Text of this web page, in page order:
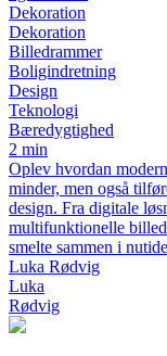
Dekoration
Dekoration
Billedrammer
Boligindretning
Design
Teknologi
Bæredygtighed
2 min
Oplev hvordan
minder, men også
design. Fra digitale
multifunktionelle
smelte sammen i
Luka Rødvig
Luka
Rødvig